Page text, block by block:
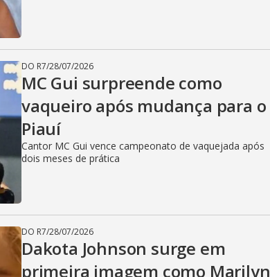
DO R7/28/07/2026
MC Gui surpreende como
vaqueiro após mudança para o
Piauí
Cantor MC Gui vence campeonato de vaquejada após
dois meses de prática
DO R7/28/07/2026
Dakota Johnson surge em
primeira imagem como Marilyn